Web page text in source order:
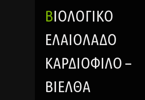
ΒΙΟΛΟΓΙΚΌ
ΕΛΑΙΌΛΑΔΟ
ΚΑΡΔΙΌΦΙΛΟ –
ΒΙΕΛΘΑ